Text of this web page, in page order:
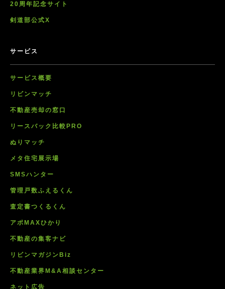
20周年記念サイト
剣道部公式X
サービス
サービス概要
リビンマッチ
不動産売却の窓口
リースバック比較PRO
ぬりマッチ
メタ住宅展示場
SMSハンター
管理戸数ふえるくん
査定書つくるくん
アポMAXひかり
不動産の集客ナビ
リビンマガジンBiz
不動産業界M&A相談センター
ネット広告